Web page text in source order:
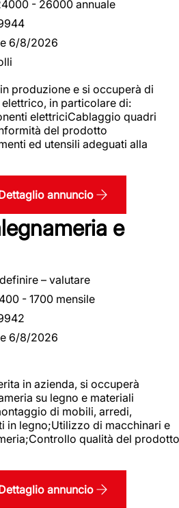
- 26000 annuale
6/8/2026
produzione e si occuperà di
in particolare di:
elettriciCablaggio quadri
del prodotto
ed utensili adeguati alla
annuncio
e
– valutare
- 1700 mensile
6/8/2026
in azienda, si occuperà
su legno e materiali
di mobili, arredi,
in legno;Utilizzo di macchinari e
qualità del prodotto
annuncio